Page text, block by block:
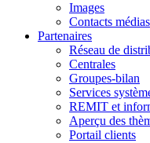
Images
Contacts médias
Partenaires
Réseau de
Centrales
Groupes-bilan
Services
REMIT et
Aperçu des
Portail clients